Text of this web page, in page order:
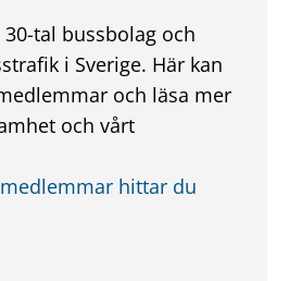
tal bussbolag och
i Sverige. Här kan
och läsa mer
och vårt
hittar du